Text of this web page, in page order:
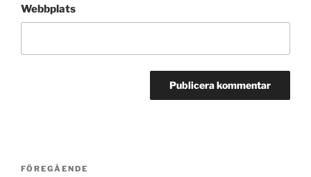
Webbplats
Inläggsnavigering
Föregående
FÖREGÅENDE